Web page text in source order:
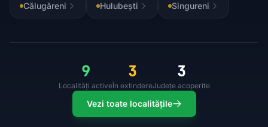
Călugăreni Hulubești Singureni
9
Localități active
3
În extindere
3
Județe acoperite
Vezi toate localitățile